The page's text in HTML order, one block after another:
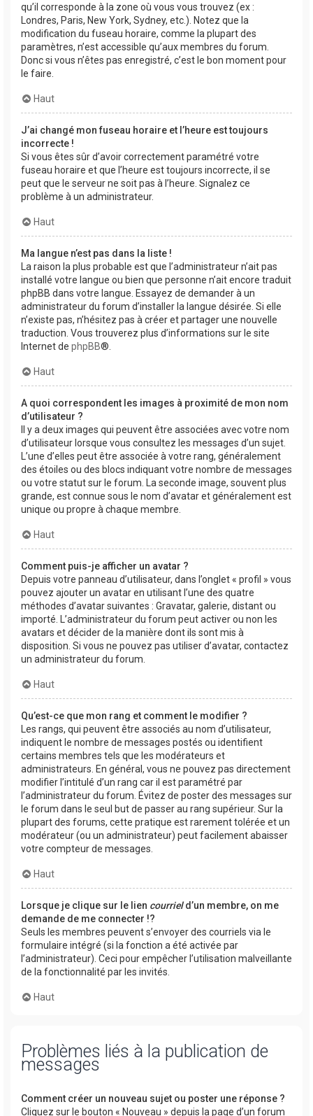
qu’il corresponde à la zone où vous vous trouvez (ex :
Londres, Paris, New York, Sydney, etc.). Notez que la
modification du fuseau horaire, comme la plupart des
paramètres, n’est accessible qu’aux membres du forum.
Donc si vous n’êtes pas enregistré, c’est le bon moment pour
le faire.
Haut
J’ai changé mon fuseau horaire et l’heure est toujours
incorrecte !
Si vous êtes sûr d’avoir correctement paramétré votre
fuseau horaire et que l’heure est toujours incorrecte, il se
peut que le serveur ne soit pas à l’heure. Signalez ce
problème à un administrateur.
Haut
Ma langue n’est pas dans la liste !
La raison la plus probable est que l’administrateur n’ait pas
installé votre langue ou bien que personne n’ait encore traduit
phpBB dans votre langue. Essayez de demander à un
administrateur du forum d’installer la langue désirée. Si elle
n’existe pas, n’hésitez pas à créer et partager une nouvelle
traduction. Vous trouverez plus d’informations sur le site
Internet de phpBB®.
Haut
A quoi correspondent les images à proximité de mon nom
d’utilisateur ?
Il y a deux images qui peuvent être associées avec votre nom
d’utilisateur lorsque vous consultez les messages d’un sujet.
L’une d’elles peut être associée à votre rang, généralement
des étoiles ou des blocs indiquant votre nombre de messages
ou votre statut sur le forum. La seconde image, souvent plus
grande, est connue sous le nom d’avatar et généralement est
unique ou propre à chaque membre.
Haut
Comment puis-je afficher un avatar ?
Depuis votre panneau d’utilisateur, dans l’onglet « profil » vous
pouvez ajouter un avatar en utilisant l’une des quatre
méthodes d’avatar suivantes : Gravatar, galerie, distant ou
importé. L’administrateur du forum peut activer ou non les
avatars et décider de la manière dont ils sont mis à
disposition. Si vous ne pouvez pas utiliser d’avatar, contactez
un administrateur du forum.
Haut
Qu’est-ce que mon rang et comment le modifier ?
Les rangs, qui peuvent être associés au nom d’utilisateur,
indiquent le nombre de messages postés ou identifient
certains membres tels que les modérateurs et
administrateurs. En général, vous ne pouvez pas directement
modifier l’intitulé d’un rang car il est paramétré par
l’administrateur du forum. Évitez de poster des messages sur
le forum dans le seul but de passer au rang supérieur. Sur la
plupart des forums, cette pratique est rarement tolérée et un
modérateur (ou un administrateur) peut facilement abaisser
votre compteur de messages.
Haut
Lorsque je clique sur le lien courrield’un membre, on me
demande de me connecter !?
Seuls les membres peuvent s’envoyer des courriels via le
formulaire intégré (si la fonction a été activée par
l’administrateur). Ceci pour empêcher l’utilisation malveillante
de la fonctionnalité par les invités.
Haut
Problèmes liés à la publication de
messages
Comment créer un nouveau sujet ou poster une réponse ?
Cliquez sur le bouton « Nouveau » depuis la page d’un forum